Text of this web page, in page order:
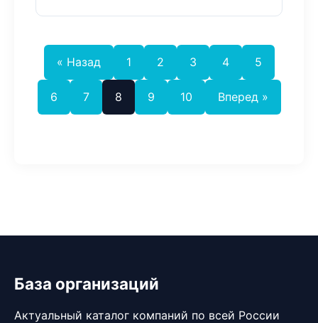
« Назад 1 2 3 4 5
6 7 8 9 10 Вперед »
База организаций
Актуальный каталог компаний по всей России